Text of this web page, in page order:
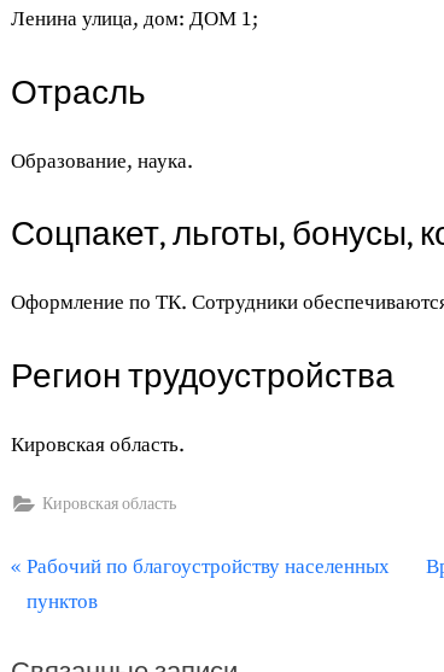
Ленина улица, дом: ДОМ 1;
Отрасль
Образование, наука.
Соцпакет, льготы, бонусы,
Оформление по ТК. Сотрудники
Регион трудоустройства
Кировская область.
Кировская область
Навигация
по
записям
П
р
Рабочий по благоустройству населенных
пунктов
С